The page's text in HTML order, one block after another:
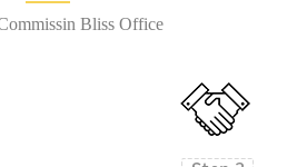
Bliss Office